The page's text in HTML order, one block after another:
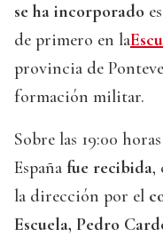
se ha incorporado
de primero en la
provincia de
formación militar.
Sobre las 19:00
España fue recibida,
la dirección por el
Escuela, Pedro